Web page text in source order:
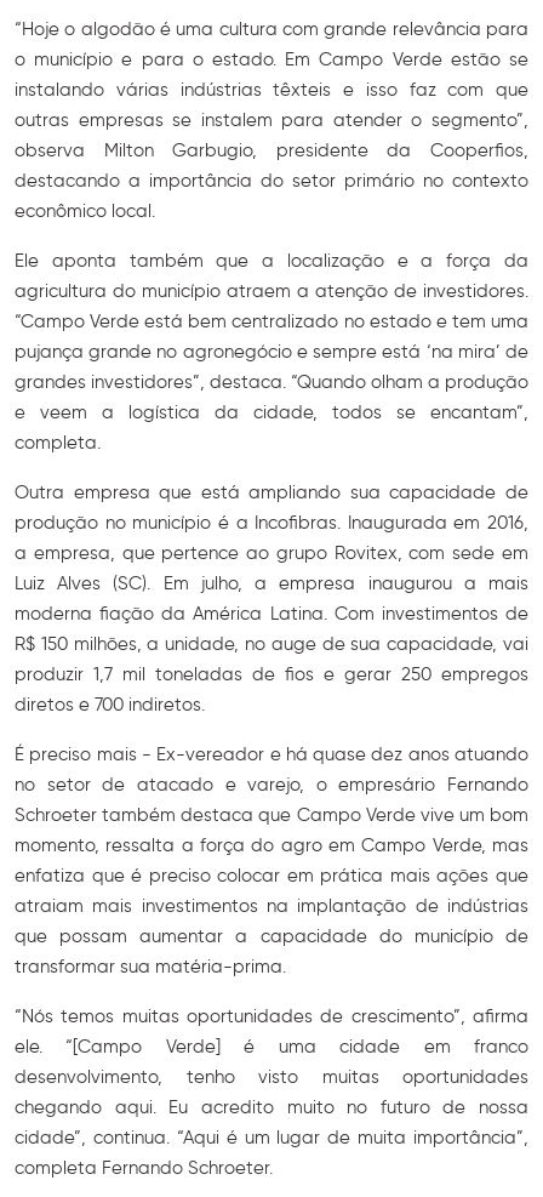
“Hoje o algodão é uma cultura com grande relevância para
o município e para o estado. Em Campo Verde estão se
instalando várias indústrias têxteis e isso faz com que
outras empresas se instalem para atender o segmento”,
observa Milton Garbugio, presidente da Cooperfios,
destacando a importância do setor primário no contexto
econômico local.
Ele aponta também que a localização e a força da
agricultura do município atraem a atenção de investidores.
“Campo Verde está bem centralizado no estado e tem uma
pujança grande no agronegócio e sempre está ‘na mira’ de
grandes investidores”, destaca. “Quando olham a produção
e veem a logística da cidade, todos se encantam”,
completa.
Outra empresa que está ampliando sua capacidade de
produção no município é a Incofibras. Inaugurada em 2016,
a empresa, que pertence ao grupo Rovitex, com sede em
Luiz Alves (SC). Em julho, a empresa inaugurou a mais
moderna fiação da América Latina. Com investimentos de
R$ 150 milhões, a unidade, no auge de sua capacidade, vai
produzir 1,7 mil toneladas de fios e gerar 250 empregos
diretos e 700 indiretos.
É preciso mais - Ex-vereador e há quase dez anos atuando
no setor de atacado e varejo, o empresário Fernando
Schroeter também destaca que Campo Verde vive um bom
momento, ressalta a força do agro em Campo Verde, mas
enfatiza que é preciso colocar em prática mais ações que
atraiam mais investimentos na implantação de indústrias
que possam aumentar a capacidade do município de
transformar sua matéria-prima.
“Nós temos muitas oportunidades de crescimento”, afirma
ele. “[Campo Verde] é uma cidade em franco
desenvolvimento, tenho visto muitas oportunidades
chegando aqui. Eu acredito muito no futuro de nossa
cidade”, continua. “Aqui é um lugar de muita importância”,
completa Fernando Schroeter.